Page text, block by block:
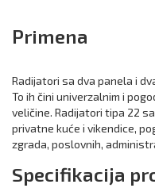
Primena
Radijatori sa dva panela i
To ih čini univerzalnim i
veličine. Radijatori tipa 22
privatne kuće i vikendice,
zgrada, poslovnih,
Specifikacija